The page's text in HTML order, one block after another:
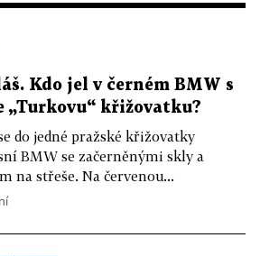
Kdo jel v černém BMW s
„Turkovu“ křižovatku?
do jedné pražské křižovatky
BMW se začerněnými skly a
na střeše. Na červenou...